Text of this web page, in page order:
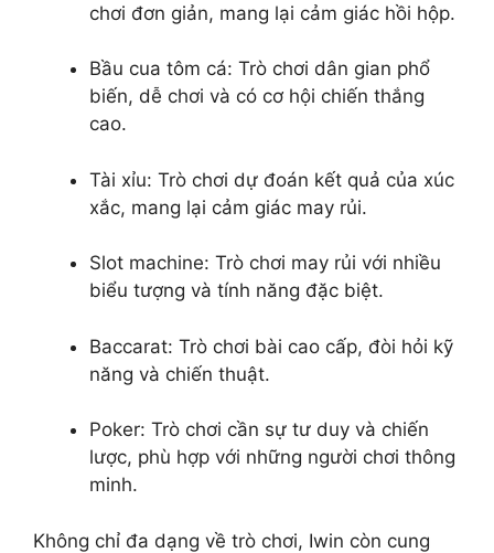
chơi đơn giản, mang lại cảm giác hồi hộp.
Bầu cua tôm cá: Trò chơi dân gian phổ
biến, dễ chơi và có cơ hội chiến thắng
cao.
Tài xỉu: Trò chơi dự đoán kết quả của xúc
xắc, mang lại cảm giác may rủi.
Slot machine: Trò chơi may rủi với nhiều
biểu tượng và tính năng đặc biệt.
Baccarat: Trò chơi bài cao cấp, đòi hỏi kỹ
năng và chiến thuật.
Poker: Trò chơi cần sự tư duy và chiến
lược, phù hợp với những người chơi thông
minh.
Không chỉ đa dạng về trò chơi, Iwin còn cung